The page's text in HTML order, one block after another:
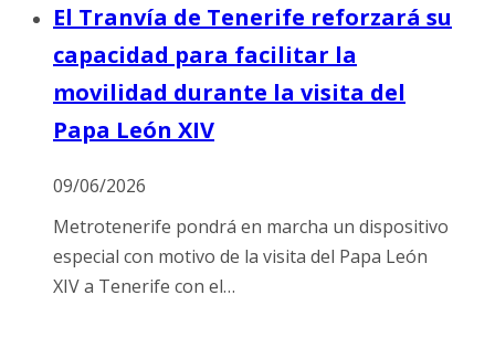
El Tranvía de Tenerife reforzará su
capacidad para facilitar la
movilidad durante la visita del
Papa León XIV
09/06/2026
Metrotenerife pondrá en marcha un dispositivo
especial con motivo de la visita del Papa León
XIV a Tenerife con el…